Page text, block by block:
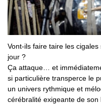
Vont-ils faire taire les
jour ?
Ça attaque… et
si particulière transperce le
un univers rythmique et
cérébralité exigeante de